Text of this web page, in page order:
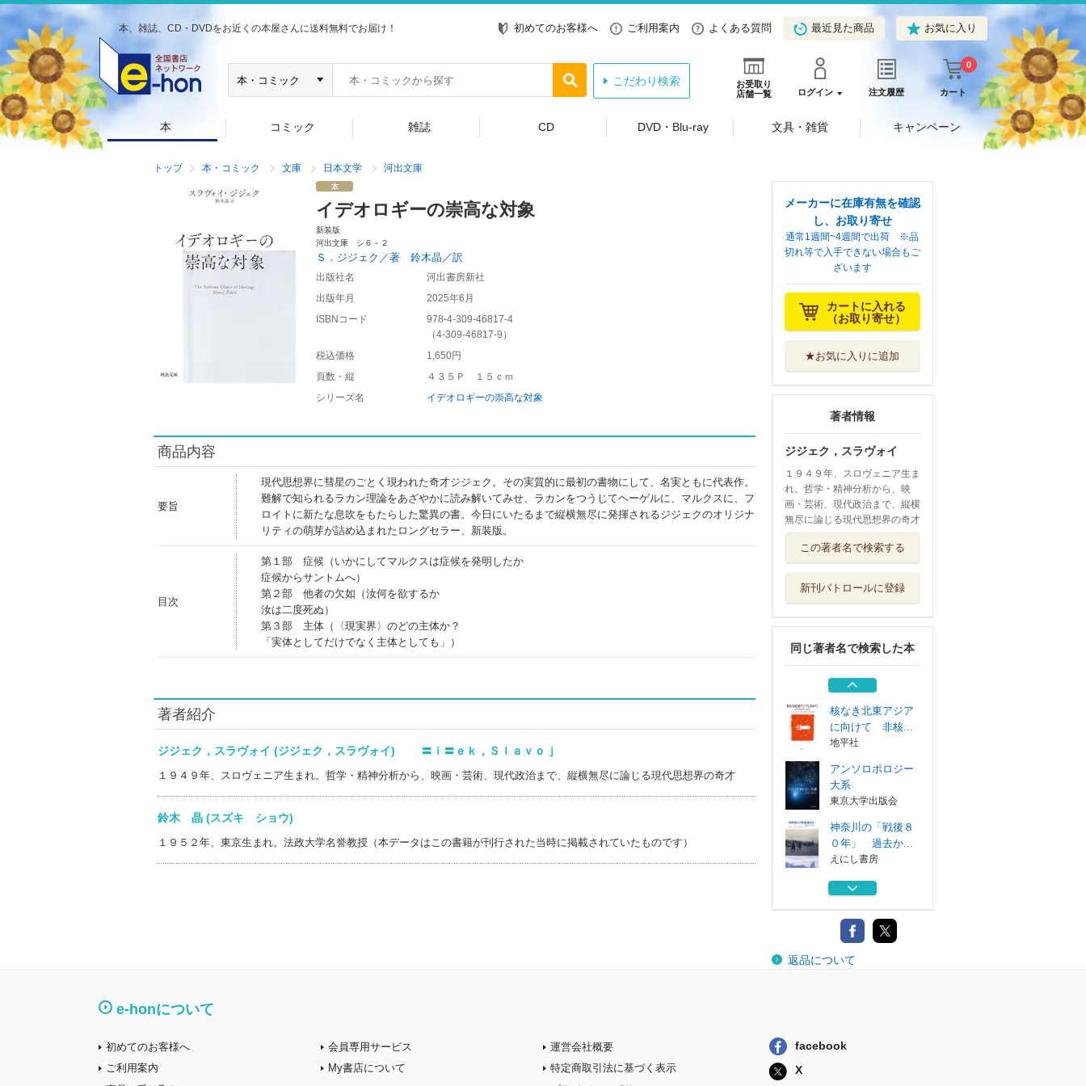
本、雑誌、CD・DVDをお近くの本屋さんに送料無料でお届け！ 初めてのお客様へ ご利用案内 よくある質問 最近見た商品 お気に入り
お受取り
店舗一覧
ログイン 注文履歴 カート
0
こだわり検索
本 コミック 雑誌 CD DVD・Blu-ray 文具・雑貨 キャンペーン
トップ 本・コミック 文庫 日本文学 河出文庫
イデオロギーの崇高な対象
新装版
河出文庫 シ６－２
Ｓ．ジジェク／著 鈴木晶／訳
出版社名
河出書房新社
出版年月
2025年6月
ISBNコード
978-4-309-46817-4
（4-309-46817-9 ）
税込価格
1,650円
頁数・縦
４３５Ｐ １５ｃｍ
シリーズ名
イデオロギーの崇高な対象
商品内容
要旨
現代思想界に彗星のごとく現われた奇才ジジェク。その実質的に最初の書物にして、名実ともに代表作。
難解で知られるラカン理論をあざやかに読み解いてみせ、ラカンをつうじてヘーゲルに、マルクスに、フ
ロイトに新たな息吹をもたらした驚異の書。今日にいたるまで縦横無尽に発揮されるジジェクのオリジナ
リティの萌芽が詰め込まれたロングセラー、新装版。
目次
第１部 症候（いかにしてマルクスは症候を発明したか
症候からサントムへ）
第２部 他者の欠如（汝何を欲するか
汝は二度死ぬ）
第３部 主体（〈現実界〉のどの主体か？
「実体としてだけでなく主体としても」）
著者紹介
ジジェク，スラヴォイ (ジジェク，スラヴォイ) 〓ｉ〓ｅｋ，Ｓｌａｖｏｊ
１９４９年、スロヴェニア生まれ。哲学・精神分析から、映画・芸術、現代政治まで、縦横無尽に論じる現代思想界の奇才
鈴木 晶 (スズキ ショウ)
１９５２年、東京生まれ。法政大学名誉教授（本データはこの書籍が刊行された当時に掲載されていたものです）
メーカーに在庫有無を確認
し、お取り寄せ
通常1週間~4週間で出荷 ※品
切れ等で入手できない場合もご
ざいます
カートに入れる
（お取り寄せ）
★お気に入りに追加
著者情報
ジジェク，スラヴォイ
１９４９年、スロヴェニア生ま
れ。哲学・精神分析から、映
画・芸術、現代政治まで、縦横
無尽に論じる現代思想界の奇才
この著者名で検索する
新刊パトロールに登録
同じ著者名で検索した本
０年」 過去か...
ジゼル 初演から
せりか書房
ＯＣＵＬＩＳＴＡ
Ｍｏｎｔｈｌ...
全日本病院出版会
核なき北東アジア
に向けて 非核...
地平社
アンソロポロジー
大系
東京大学出版会
神奈川の「戦後８
０年」 過去か...
えにし書房
ジゼル 初演から
せりか書房
ＯＣＵＬＩＳＴＡ
Ｍｏｎｔｈｌ...
返品について
e-honについて
初めてのお客様へ
ご利用案内
会員専用サービス
My書店について
運営会社概要
特定商取引法に基づく表示
facebook
X